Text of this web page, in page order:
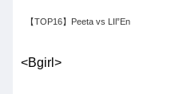
【TOP16】Peeta vs LIl”En
<Bgirl>